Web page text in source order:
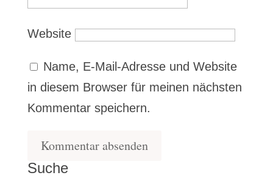
Website
Name, E-Mail-Adresse und Website
in diesem Browser für meinen nächsten
Kommentar speichern.
Suche